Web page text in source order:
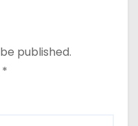
published.
*